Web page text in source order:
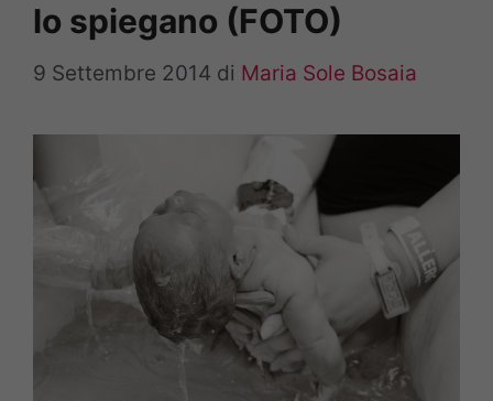
lo spiegano (FOTO)
9 Settembre 2014 di Maria Sole Bosaia